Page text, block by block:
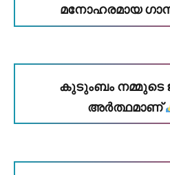
മനോഹരമായ
കുടുംബം നമ്മുടെ
അർത്ഥമാണ്